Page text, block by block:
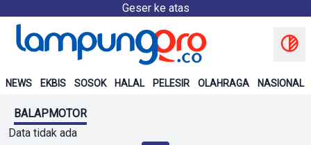
Geser ke atas
NEWS EKBIS SOSOK HALAL PELESIR OLAHRAGA NASIONAL
BALAPMOTOR
Data tidak ada